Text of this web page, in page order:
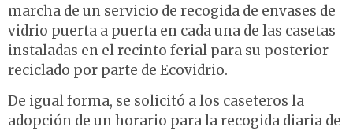
marcha de un servicio de recogida de envases de
vidrio puerta a puerta en cada una de las casetas
instaladas en el recinto ferial para su posterior
reciclado por parte de Ecovidrio.
De igual forma, se solicitó a los caseteros la
adopción de un horario para la recogida diaria de